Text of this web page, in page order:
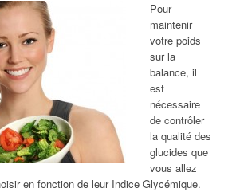
Pour
maintenir
votre poids
sur la
balance, il
est
nécessaire
de contrôler
la qualité des
glucides que
vous allez
en fonction de leur Indice Glycémique.